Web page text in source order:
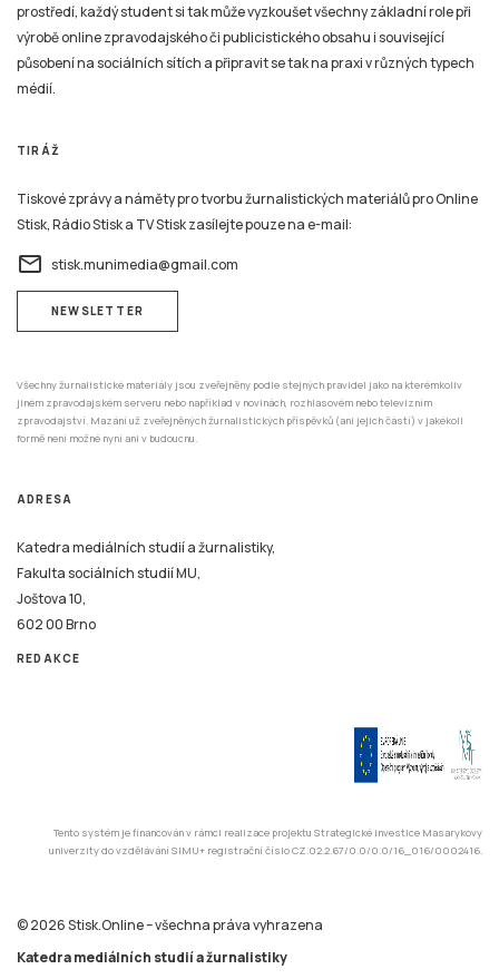
prostředí, každý student si tak může vyzkoušet všechny základní role při
výrobě online zpravodajského či publicistického obsahu i související
působení na sociálních sítích a připravit se tak na praxi v různých typech
médií.
TIRÁŽ
Tiskové zprávy a náměty pro tvorbu žurnalistických materiálů pro Online
Stisk, Rádio Stisk a TV Stisk zasílejte pouze na e-mail:
email stisk.munimedia@gmail.com
NEWSLETTER
Všechny žurnalistické materiály jsou zveřejněny podle stejných pravidel jako na kterémkoliv
jiném zpravodajském serveru nebo například v novinách, rozhlasovém nebo televizním
zpravodajství. Mazání už zveřejněných žurnalistických příspěvků (ani jejich částí) v jakékoli
formě není možné nyní ani v budoucnu.
ADRESA
Katedra mediálních studií a žurnalistiky,
Fakulta sociálních studií MU,
Joštova 10,
602 00 Brno
REDAKCE
Tento systém je financován v rámci realizace projektu Strategické investice Masarykovy
univerzity do vzdělávání SIMU+ registrační číslo CZ.02.2.67/0.0/0.0/16_016/0002416.
© 2026 Stisk.Online – všechna práva vyhrazena
Katedra mediálních studií a žurnalistiky